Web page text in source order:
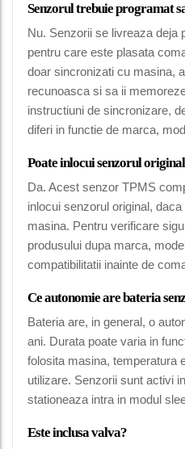
Senzorul trebuie programat
Nu. Senzorii se livreaza deja
pentru care este plasata
doar sincronizati cu masina,
recunoasca si sa ii
instructiuni de sincronizare,
diferi in functie de marca,
Poate inlocui senzorul
Da. Acest senzor TPMS
inlocui senzorul original,
masina. Pentru verificare
produsului dupa marca,
compatibilitatii inainte de
Ce autonomie are bateria
Bateria are, in general, o
ani. Durata poate varia in
folosita masina, temperatura
utilizare. Senzorii sunt activi
stationeaza intra in modul
Este inclusa valva?